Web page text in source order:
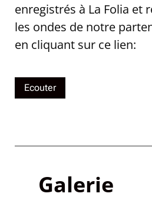
enregistrés à La Folia et
les ondes de notre
en cliquant sur ce lien:
Ecouter
Galerie